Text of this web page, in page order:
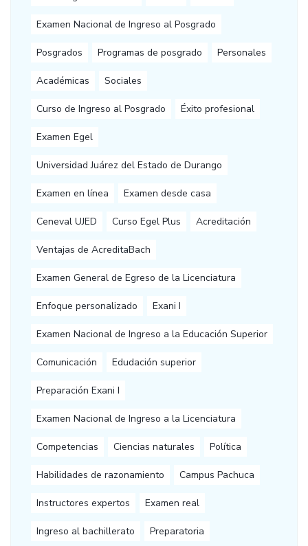
Examen Nacional de Ingreso al Posgrado
Posgrados Programas de posgrado Personales
Académicas Sociales
Curso de Ingreso al Posgrado Éxito profesional
Examen Egel
Universidad Juárez del Estado de Durango
Examen en línea Examen desde casa
Ceneval UJED Curso Egel Plus Acreditación
Ventajas de AcreditaBach
Examen General de Egreso de la Licenciatura
Enfoque personalizado Exani I
Examen Nacional de Ingreso a la Educación Superior
Comunicación Edudación superior
Preparación Exani I
Examen Nacional de Ingreso a la Licenciatura
Competencias Ciencias naturales Política
Habilidades de razonamiento Campus Pachuca
Instructores expertos Examen real
Ingreso al bachillerato Preparatoria